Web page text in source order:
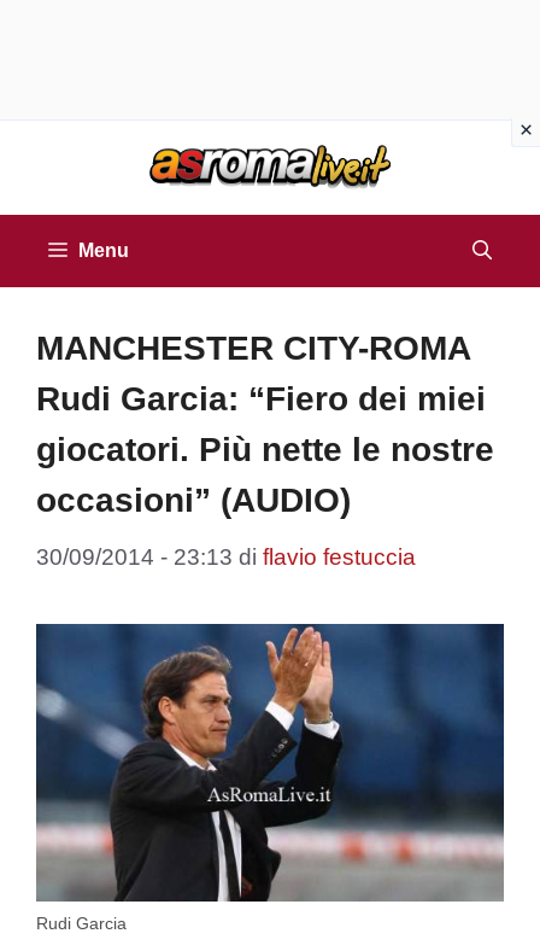
Menu
MANCHESTER CITY-ROMA
Rudi Garcia: “Fiero dei miei
giocatori. Più nette le nostre
occasioni” (AUDIO)
30/09/2014 - 23:13 di flavio festuccia
Rudi Garcia